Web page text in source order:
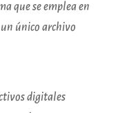
que se emplea en
único archivo
digitales